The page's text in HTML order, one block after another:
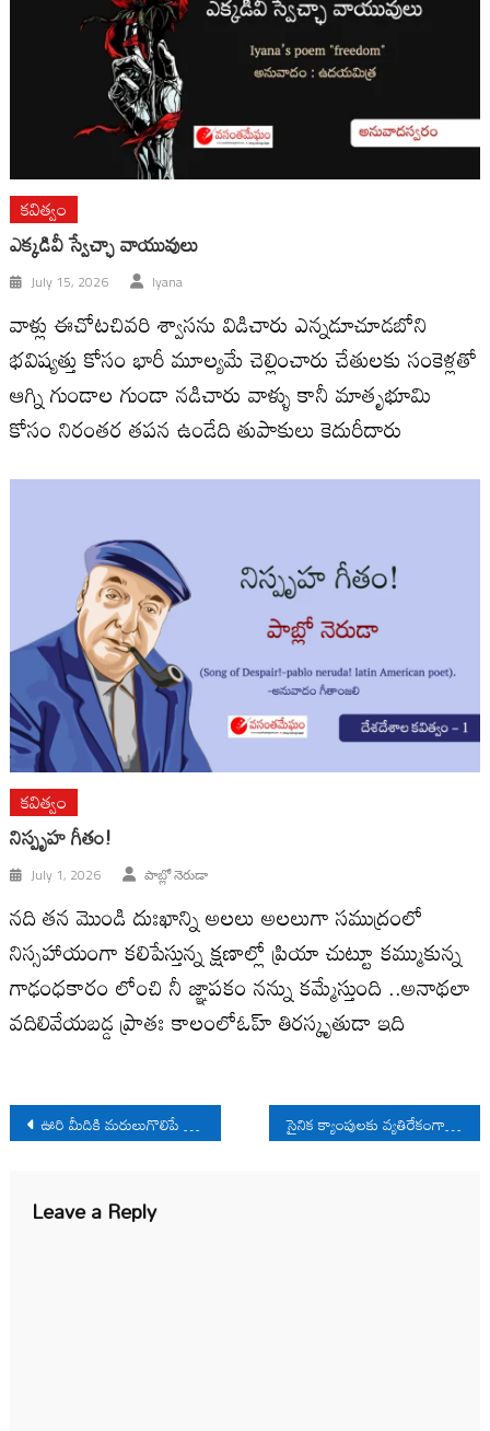
కవిత్వం
ఎక్కడివీ స్వేచ్ఛా వాయువులు
July 15, 2026 Iyana
వాళ్లు ఈచోటచివరి శ్వాసను విడిచారు ఎన్నడూచూడబోని
భవిష్యత్తు కోసం భారీ మూల్యమే చెల్లించారు చేతులకు సంకెళ్లతో
ఆగ్ని గుండాల గుండా నడిచారు వాళ్ళు కానీ మాతృభూమి
కోసం నిరంతర తపన ఉండేది తుపాకులు కెదురీదారు
కవిత్వం
నిస్పృహ గీతం!
July 1, 2026 పాబ్లో నెరుడా
నది తన మొండి దుఃఖాన్ని అలలు అలలుగా సముద్రంలో
నిస్సహాయంగా కలిపేస్తున్న క్షణాల్లో ప్రియా చుట్టూ కమ్ముకున్న
గాఢంధకారం లోంచి నీ జ్ఞాపకం నన్ను కమ్మేస్తుంది ..అనాథలా
వదిలివేయబడ్డ ప్రాతః కాలంలోఓహ్ తిరస్కృతుడా ఇది
Post
navigation
ఊరి మీదికి మరులుగొలిపే కథలు సైనిక క్యాంపులకు వ్యతిరేకంగా పాదయాత్ర
Leave a Reply